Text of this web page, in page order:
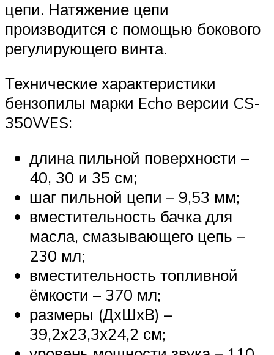
цепи. Натяжение цепи
производится с помощью бокового
регулирующего винта.
Технические характеристики
бензопилы марки Echo версии CS-
350WES:
длина пильной поверхности –
40, 30 и 35 см;
шаг пильной цепи – 9,53 мм;
вместительность бачка для
масла, смазывающего цепь –
230 мл;
вместительность топливной
ёмкости – 370 мл;
размеры (ДхШхВ) –
39,2х23,3х24,2 см;